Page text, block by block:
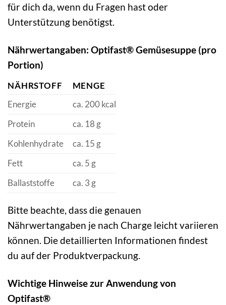
für dich da, wenn du Fragen hast oder
Unterstützung benötigst.
Nährwertangaben: Optifast® Gemüsesuppe (pro
Portion)
NÄHRSTOFF
MENGE
Energie
ca. 200 kcal
Protein
ca. 18 g
Kohlenhydrate
ca. 15 g
Fett
ca. 5 g
Ballaststoffe
ca. 3 g
Bitte beachte, dass die genauen
Nährwertangaben je nach Charge leicht variieren
können. Die detaillierten Informationen findest
du auf der Produktverpackung.
Wichtige Hinweise zur Anwendung von
Optifast®